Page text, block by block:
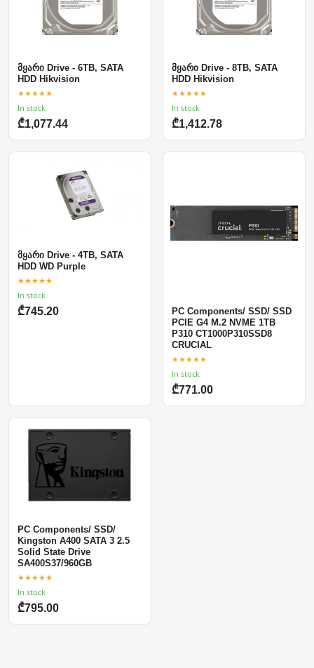
მყარი Drive - 6TB, SATA
HDD Hikvision
★★★★★
In stock
₾1,077.44
მყარი Drive - 8TB, SATA
HDD Hikvision
★★★★★
In stock
₾1,412.78
მყარი Drive - 4TB, SATA
HDD WD Purple
★★★★★
In stock
₾745.20
PC Components/ SSD/ SSD
PCIE G4 M.2 NVME 1TB
P310 CT1000P310SSD8
CRUCIAL
★★★★★
In stock
₾771.00
PC Components/ SSD/
Kingston A400 SATA 3 2.5
Solid State Drive
SA400S37/960GB
★★★★★
In stock
₾795.00